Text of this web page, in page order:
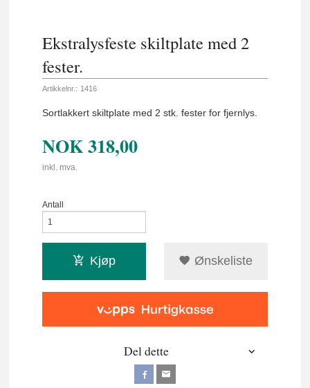
Ekstralysfeste skiltplate med 2
fester.
Artikkelnr.: 1416
Sortlakkert skiltplate med 2 stk. fester for fjernlys.
NOK318,00
inkl. mva.
Antall
Kjøp Ønskeliste
Del dette